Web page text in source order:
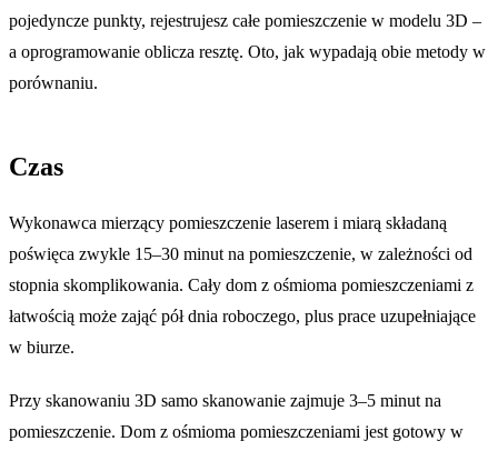
pojedyncze punkty, rejestrujesz całe pomieszczenie w modelu 3D –
a oprogramowanie oblicza resztę. Oto, jak wypadają obie metody w
porównaniu.
Czas
Wykonawca mierzący pomieszczenie laserem i miarą składaną
poświęca zwykle 15–30 minut na pomieszczenie, w zależności od
stopnia skomplikowania. Cały dom z ośmioma pomieszczeniami z
łatwością może zająć pół dnia roboczego, plus prace uzupełniające
w biurze.
Przy skanowaniu 3D samo skanowanie zajmuje 3–5 minut na
pomieszczenie. Dom z ośmioma pomieszczeniami jest gotowy w